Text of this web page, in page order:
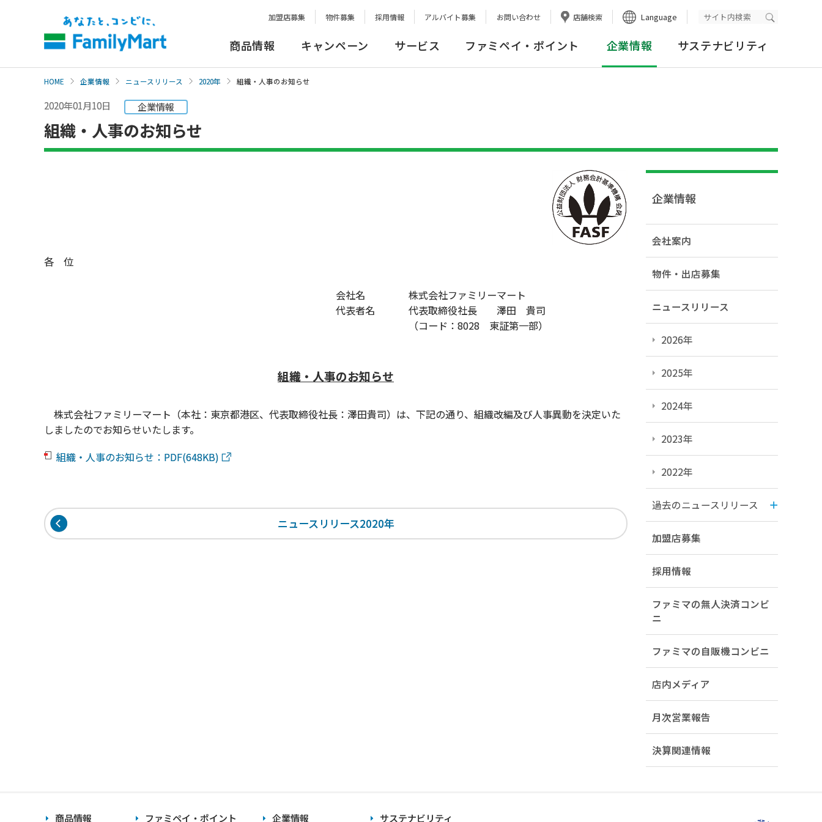
加盟店募集 物件募集 採用情報 アルバイト募集 お問い合わせ 店舗検索 Language 検索実行
商品情報 キャンペーン サービス ファミペイ・ポイント 企業情報 サステナビリティ
HOME 企業情報 ニュースリリース 2020年 組織・人事のお知らせ
2020年01月10日 企業情報
組織・人事のお知らせ
各 位
会社名
株式会社ファミリーマート
代表者名
代表取締役社長 澤田 貴司
（コード：8028 東証第一部）
組織・人事のお知らせ
株式会社ファミリーマート（本社：東京都港区、代表取締役社長：澤田貴司）は、下記の通り、組織改編及び人事異動を決定いた
しましたのでお知らせいたします。
組織・人事のお知らせ：PDF(648KB)
ニュースリリース2020年
企業情報
会社案内
物件・出店募集
ニュースリリース
2026年
2025年
2024年
2023年
2022年
過去のニュースリリース
加盟店募集
採用情報
ファミマの無人決済コンビ
ニ
ファミマの自販機コンビニ
店内メディア
月次営業報告
決算関連情報
商品情報 ファミペイ・ポイント 企業情報 サステナビリティ